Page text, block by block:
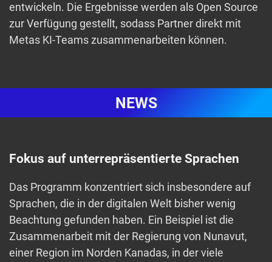
entwickeln. Die Ergebnisse werden als Open Source
zur Verfügung gestellt, sodass Partner direkt mit
Metas KI-Teams zusammenarbeiten können.
NEWS
Fokus auf unterrepräsentierte Sprachen
Das Programm konzentriert sich insbesondere auf
Sprachen, die in der digitalen Welt bisher wenig
Beachtung gefunden haben. Ein Beispiel ist die
Zusammenarbeit mit der Regierung von Nunavut,
einer Region im Norden Kanadas, in der viele